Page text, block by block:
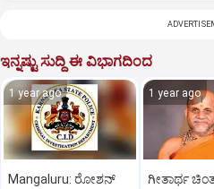
ಇನ್ನಷ್ಟು ಸುದ್ದಿ ಈ ವಿಭಾಗದಿಂದ
1 year ago
Mangaluru: ರೋಶನ್‌
1 year ago
ಗೀತಾರ್ಥ